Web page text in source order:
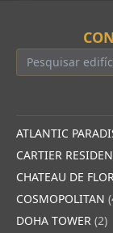
ATLANTIC
CARTIER
CHATEAU DE
COSMOPOLITAN
DOHA TOWER (2)